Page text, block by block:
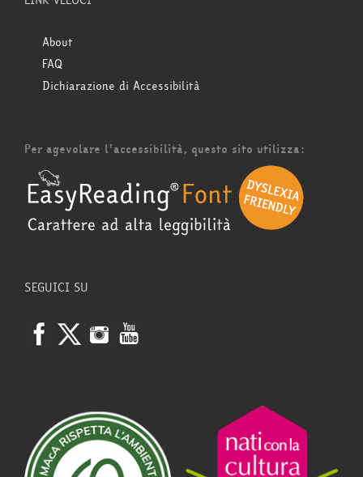
About
FAQ
Dichiarazione di Accessibilità
Per agevolare l'accessibilità, questo sito utilizza:
SEGUICI SU